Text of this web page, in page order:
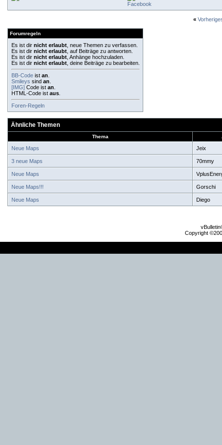
Facebook
«
Forumregeln
Es ist dir nicht erlaubt , neue Themen zu verfassen.
Es ist dir nicht erlaubt , auf Beiträge zu antworten.
Es ist dir nicht erlaubt , Anhänge hochzuladen.
Es ist dir nicht erlaubt , deine Beiträge zu bearbeiten.
BB-Code ist an
Smileys sind an
[IMG] Code ist an
HTML-Code ist aus
Foren-Regeln
Ähnliche Themen
Thema
Neue Maps Jeix
3 neue Maps 70mmy
Neue Maps
Neue Maps!!! Gorschi
Neue Maps Diego
Copyright